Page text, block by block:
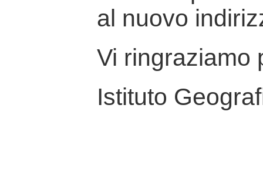
al nuovo
Vi ringraziamo
Istituto